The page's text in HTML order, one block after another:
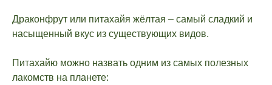
Драконфрут или питахайя жёлтая – самый сладкий и
насыщенный вкус из существующих видов.
Питахайю можно назвать одним из самых полезных
лакомств на планете: